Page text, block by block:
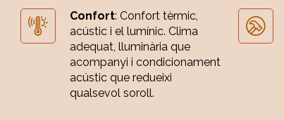
Confort: Confort tèrmic,
acústic i el lumínic. Clima
adequat, lluminària que
acompanyi i condicionament
acústic que redueixi
qualsevol soroll.